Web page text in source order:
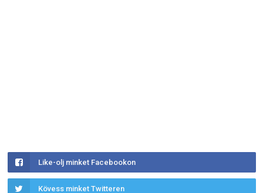
Like-olj minket Facebookon
Kövess minket Twitteren